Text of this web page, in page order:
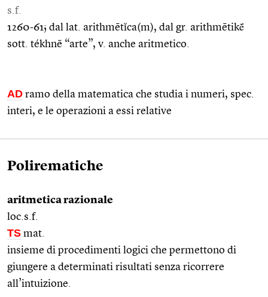
s.f.
1260-61; dal lat. arithmētĭca(m), dal gr. arithmētikḗ
sott. tékhnē “arte”, v. anche aritmetico.
AD ramo della matematica che studia i numeri, spec.
interi, e le operazioni a essi relative
Polirematiche
aritmetica razionale
loc.s.f.
TS mat.
insieme di procedimenti logici che permettono di
giungere a determinati risultati senza ricorrere
all’intuizione.